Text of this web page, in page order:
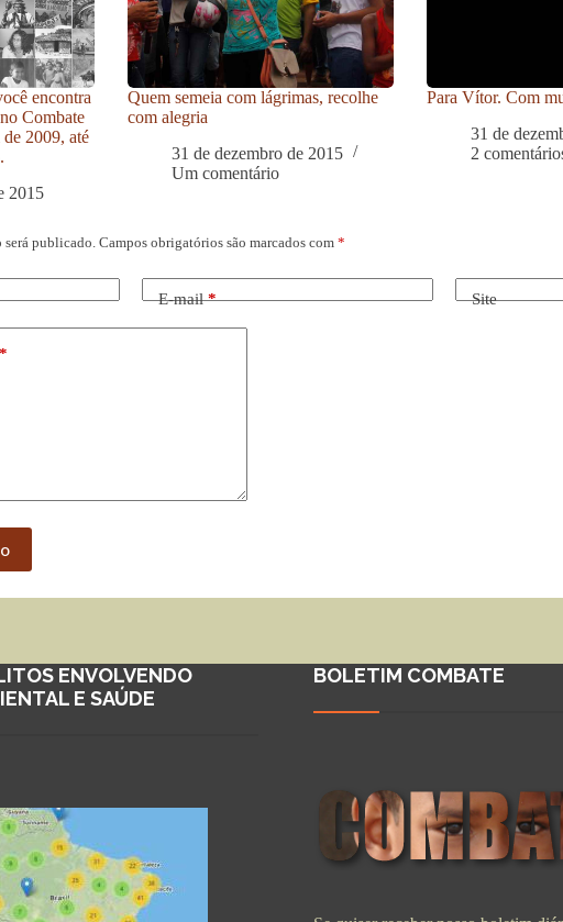
encontra
Combate
2009, até
2015
Quem semeia com lágrimas, recolhe
com alegria
31 de dezembro de 2015
Um comentário
Para Vítor. Com
31 de
2
será publicado. Campos obrigatórios são marcados com *
E-mail* Site
*
ENVOLVENDO
E SAÚDE
BOLETIM COMBATE